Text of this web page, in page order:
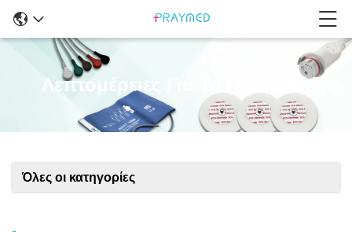
Λεπτομέρειες Για Τα Προϊόντα
Όλες οι κατηγορίες